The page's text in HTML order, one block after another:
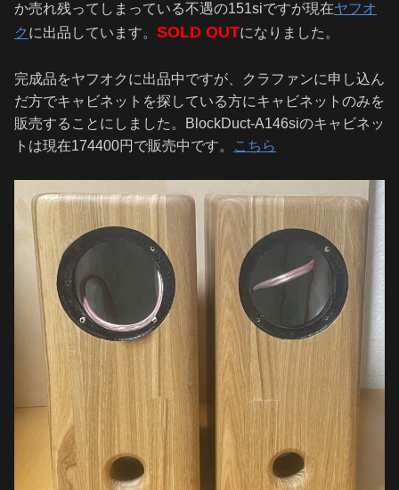
か売れ残ってしまっている不遇の151siですが現在ヤフオ
ク に出品しています。 SOLD OUTになりました。
完成品をヤフオクに出品中ですが、クラファンに申し込ん
だ方でキャビネットを探している方にキャビネットのみを
販売することにしました。BlockDuct-A146siのキャビネッ
トは現在174400円で販売中です。
こちら